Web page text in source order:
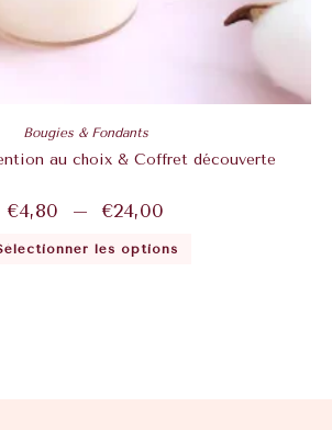
Bougies & Fondants
au choix & Coffret découverte
€4,80 – €24,00
les options